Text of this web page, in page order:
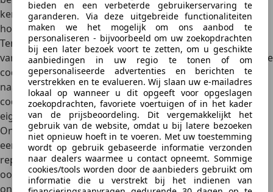
bieden en een verbeterde gebruikerservaring te
garanderen. Via deze uitgebreide functionaliteiten
maken we het mogelijk om ons aanbod te
personaliseren - bijvoorbeeld om uw zoekopdrachten
bij een later bezoek voort te zetten, om u geschikte
aanbiedingen in uw regio te tonen of om
gepersonaliseerde advertenties en berichten te
verstrekken en te evalueren. Wij slaan uw e-mailadres
lokaal op wanneer u dit opgeeft voor opgeslagen
zoekopdrachten, favoriete voertuigen of in het kader
van de prijsbeoordeling. Dit vergemakkelijkt het
gebruik van de website, omdat u bij latere bezoeken
niet opnieuw hoeft in te voeren. Met uw toestemming
wordt op gebruik gebaseerde informatie verzonden
naar dealers waarmee u contact opneemt. Sommige
cookies/tools worden door de aanbieders gebruikt om
informatie die u verstrekt bij het indienen van
kenteken, de datum van eerste toelating, de naam van de
houder en het voertuigidentificatienummer (VIN).
Tenaamstellingscode : De tenaamstellingscode is een code
van 9 cijfers die samen met het kentekenbewijs komt. Deze
code isessentieel bij de overschrijvingvan de auto op
naam van de nieuwe eigenaar. Zorg ervoor dat je deze
code goed bewaart om de verkoop aan de nieuwe
eigenaar vlot te laten verlopen.
Onderhoudsboekje: het onderhoudsboekje van de auto is
een belangrijk document waarin de onderhouds- en
reparatiegeschiedenis van de auto zijn opgenomen. Het is
ook goed om alle facturen of digitale
onderhoudsgegevens te verzamelen. Dit kan potentiële